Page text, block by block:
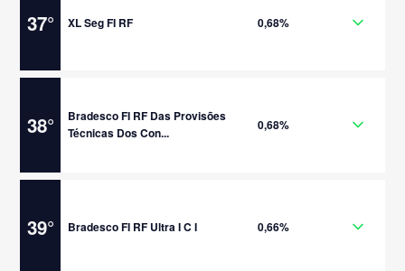
37° XL Seg FI RF 0,68%
38°
Bradesco FI RF Das Provisões
Técnicas Dos Con...
0,68%
39° Bradesco FI RF Ultra I C I 0,66%